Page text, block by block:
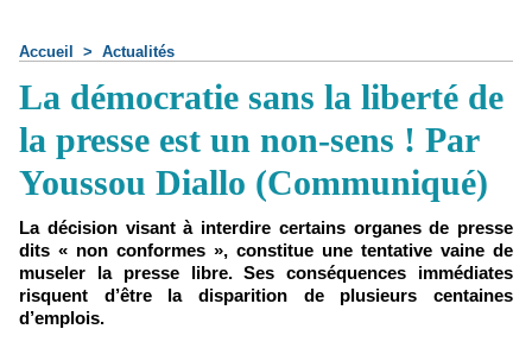
Accueil > Actualités
La démocratie sans la liberté de
la presse est un non-sens ! Par
Youssou Diallo (Communiqué)
La décision visant à interdire certains organes de presse
dits « non conformes », constitue une tentative vaine de
museler la presse libre. Ses conséquences immédiates
risquent d’être la disparition de plusieurs centaines
d’emplois.